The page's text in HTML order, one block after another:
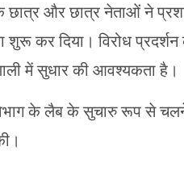
छात्र और छात्र नेताओं ने
कर दिया। विरोध प्रदर्शन
में सुधार की आवश्यकता है।
के लैब के सुचारु रूप से चलने